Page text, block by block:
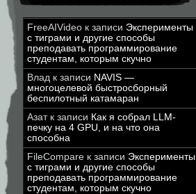
FreeAIVideo к записи Эксперименты
с тиграми и другие способы
преподавать программирование
студентам, которым скучно
Влад к записи NAVIS —
многоцелевой быстросборный
беспилотный катамаран
Азатк записи Как я собрал LLM-
печку на 4 GPU, и на что она
способна
FileCompare к записи Эксперименты
с тиграми и другие способы
преподавать программирование
студентам, которым скучно